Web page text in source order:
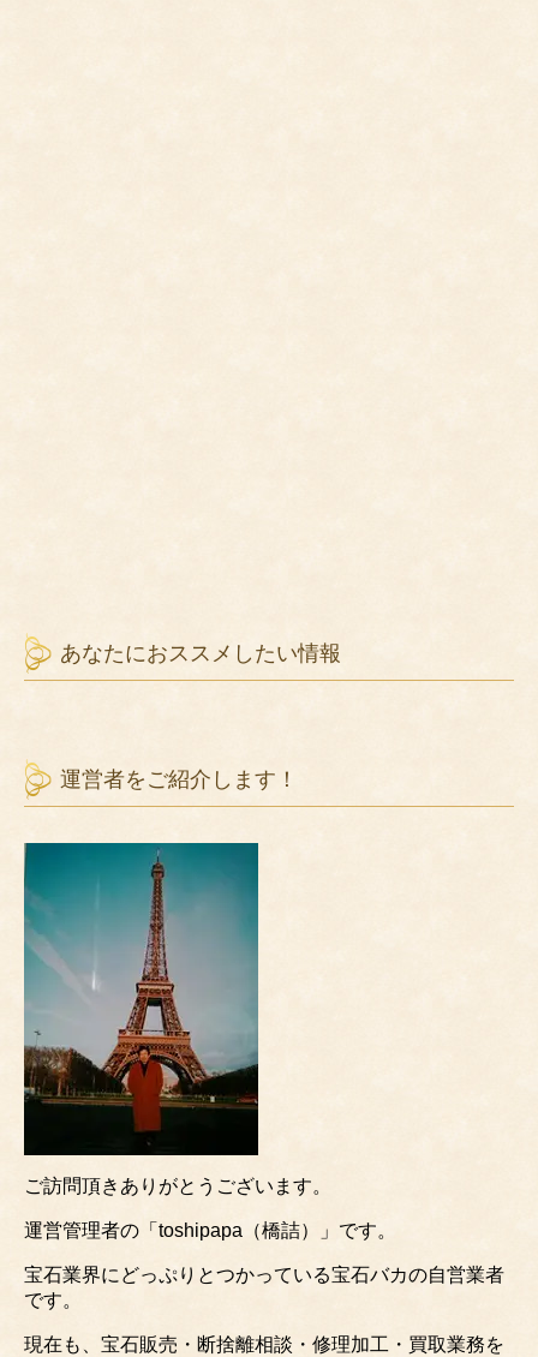
あなたにおススメしたい情報
運営者をご紹介します！
ご訪問頂きありがとうございます。
運営管理者の「toshipapa（橋詰）」です。
宝石業界にどっぷりとつかっている宝石バカの自営業者
です。
現在も、宝石販売・断捨離相談・修理加工・買取業務を